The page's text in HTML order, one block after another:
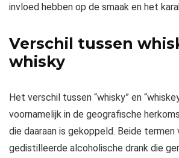
invloed hebben op de smaak en het
Verschil tussen
whisky
Het verschil tussen “whisky” en
voornamelijk in de geografische
die daaraan is gekoppeld. Beide termen
gedistilleerde alcoholische drank die